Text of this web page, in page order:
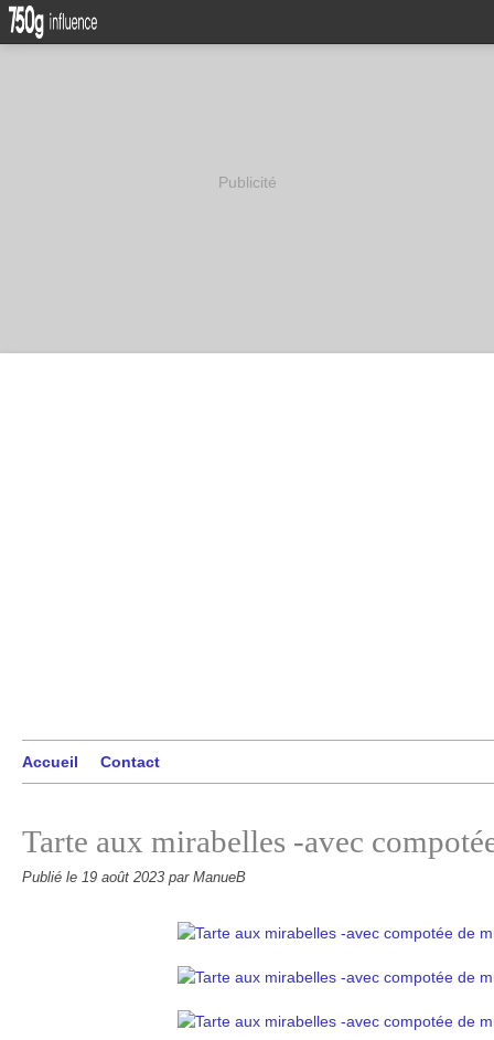
Publicité
Accueil Contact
Tarte aux mirabelles -avec
Publié le 19 août 2023 par ManueB